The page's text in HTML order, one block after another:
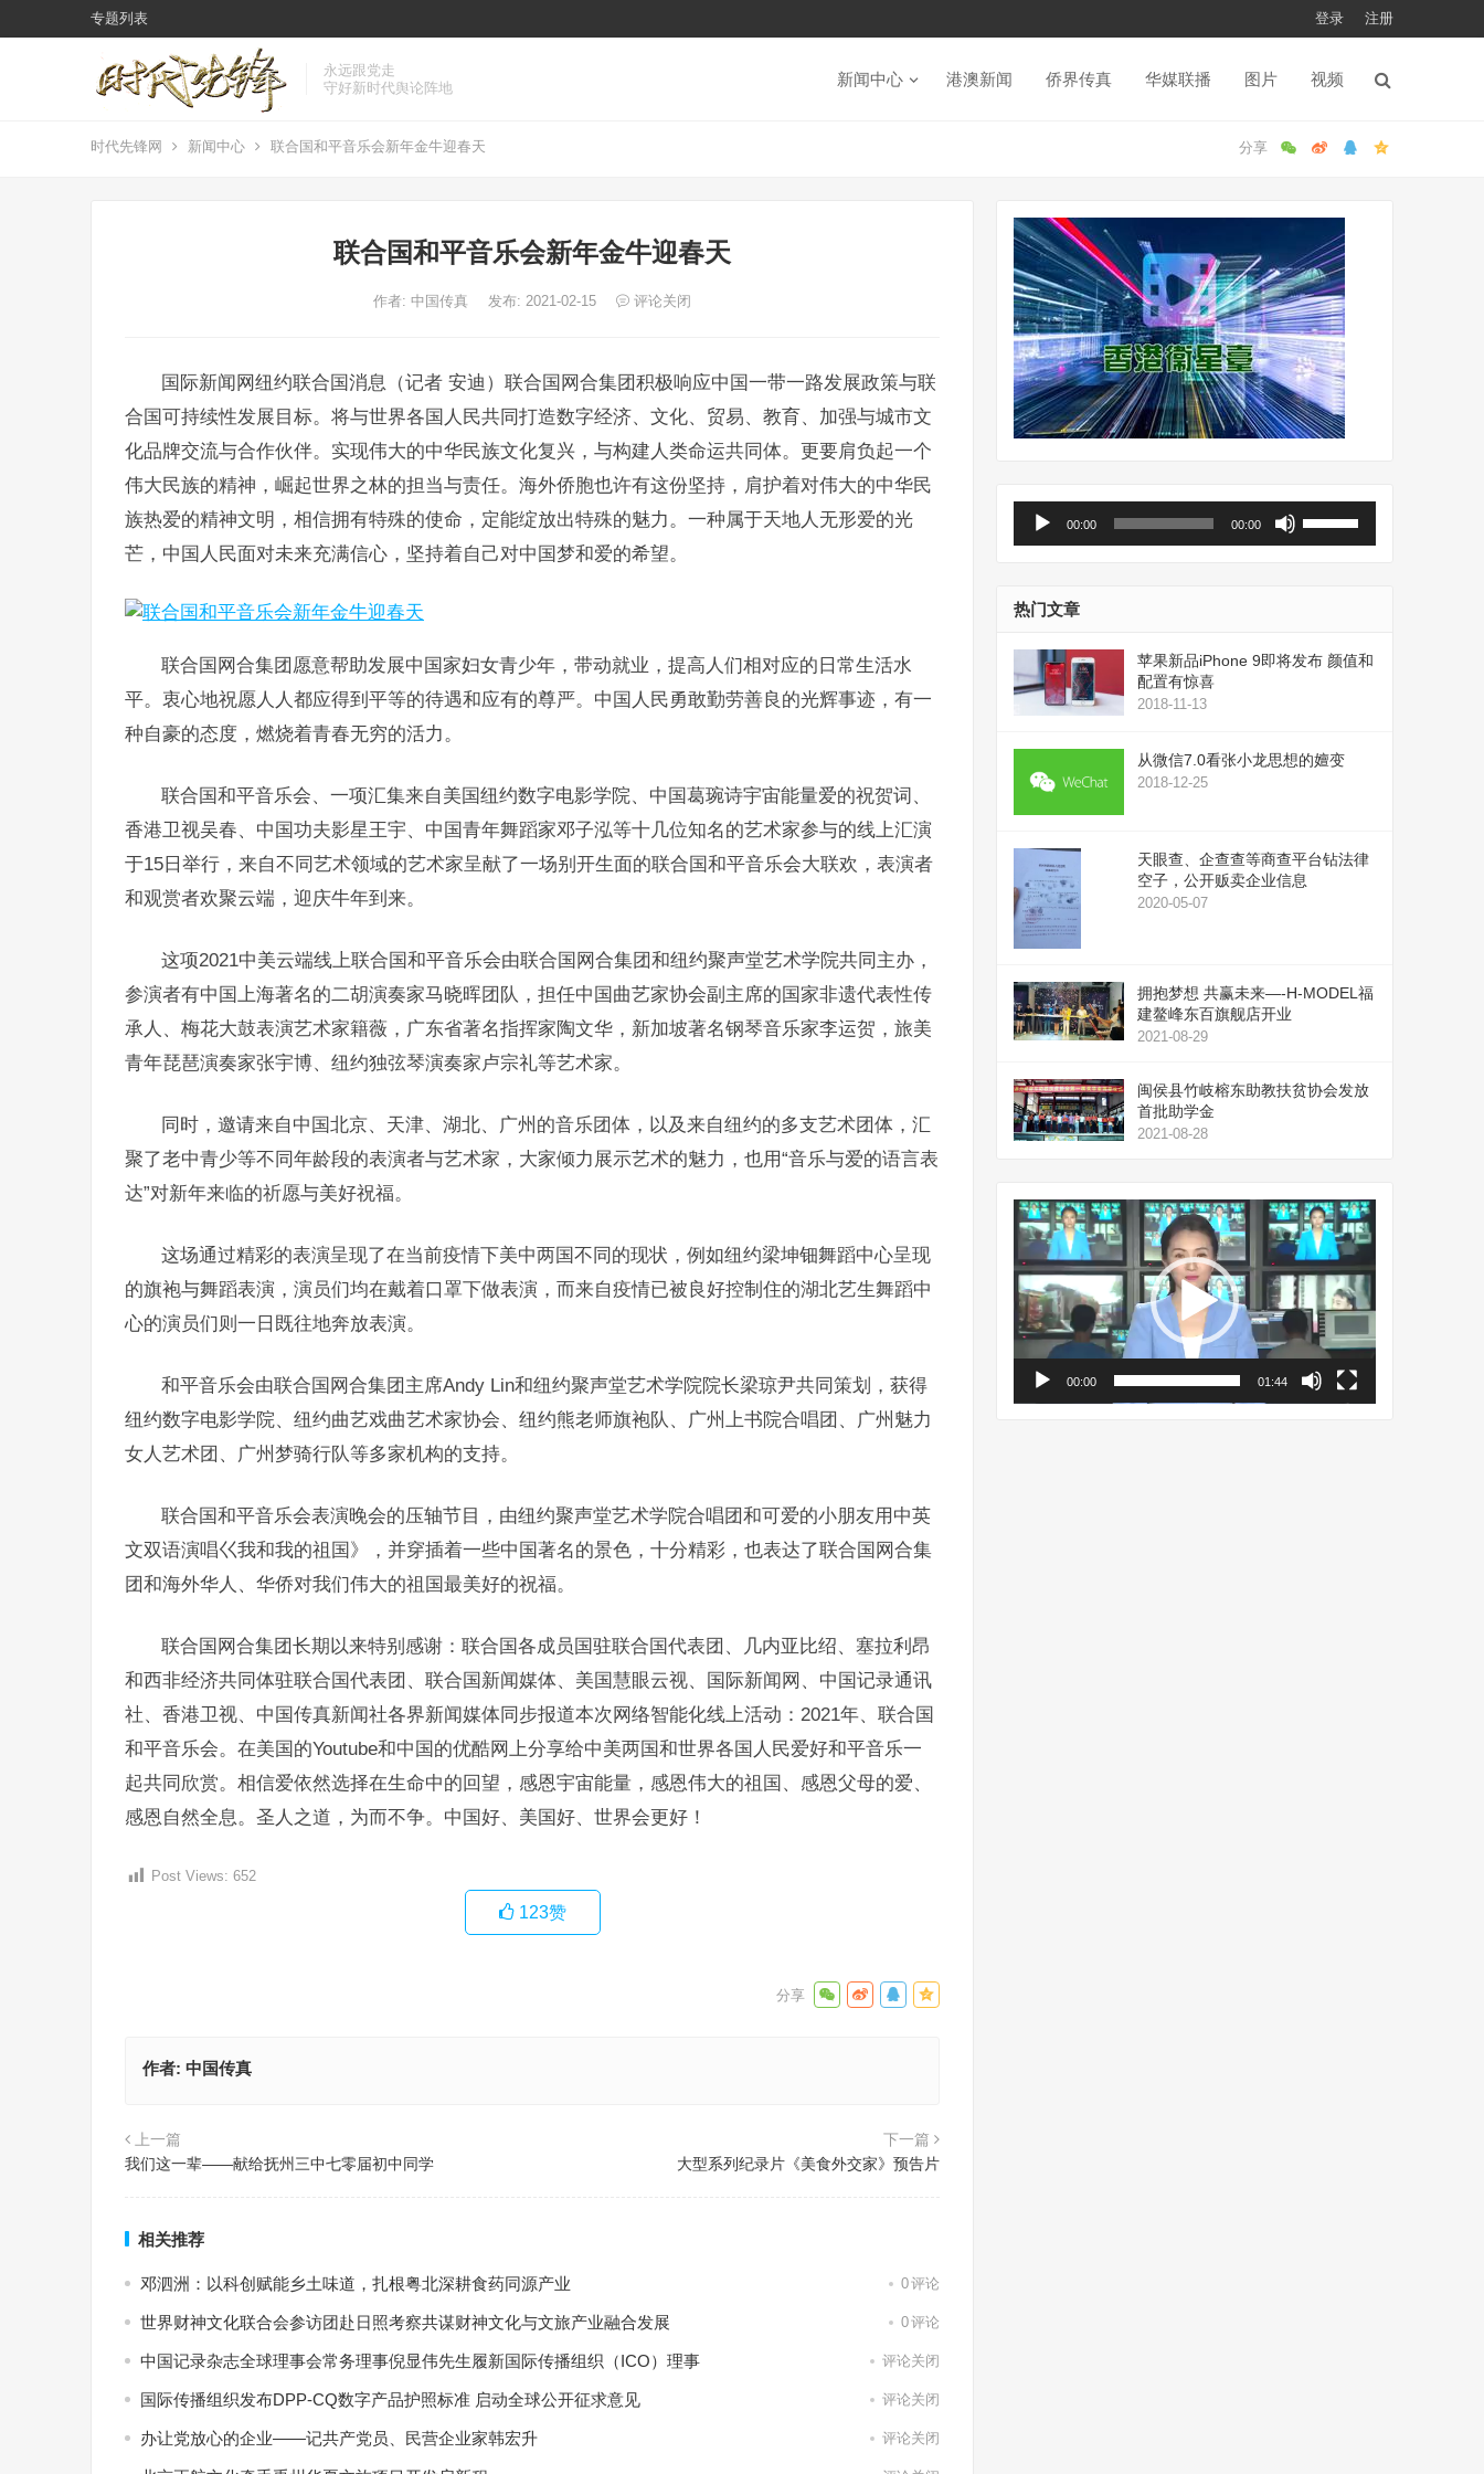
专题列表 登录 注册
永远跟党走
守好新时代舆论阵地
新闻中心 港澳新闻 侨界传真 华媒联播 图片 视频
时代先锋网 新闻中心 联合国和平音乐会新年金牛迎春天
联合国和平音乐会新年金牛迎春天
作者: 中国传真 发布: 2021-02-15 评论关闭
国际新闻网纽约联合国消息（记者 安迪）联合国网合集团积极响应中国一带一路发展政策与联
合国可持续性发展目标。将与世界各国人民共同打造数字经济、文化、贸易、教育、加强与城市文
化品牌交流与合作伙伴。实现伟大的中华民族文化复兴，与构建人类命运共同体。更要肩负起一个
伟大民族的精神，崛起世界之林的担当与责任。海外侨胞也许有这份坚持，肩护着对伟大的中华民
族热爱的精神文明，相信拥有特殊的使命，定能绽放出特殊的魅力。一种属于天地人无形爱的光
芒，中国人民面对未来充满信心，坚持着自己对中国梦和爱的希望。
联合国网合集团愿意帮助发展中国家妇女青少年，带动就业，提高人们相对应的日常生活水
平。衷心地祝愿人人都应得到平等的待遇和应有的尊严。中国人民勇敢勤劳善良的光辉事迹，有一
种自豪的态度，燃烧着青春无穷的活力。
联合国和平音乐会、一项汇集来自美国纽约数字电影学院、中国葛琬诗宇宙能量爱的祝贺词、
香港卫视吴春、中国功夫影星王宇、中国青年舞蹈家邓子泓等十几位知名的艺术家参与的线上汇演
于15日举行，来自不同艺术领域的艺术家呈献了一场别开生面的联合国和平音乐会大联欢，表演者
和观赏者欢聚云端，迎庆牛年到来。
这项2021中美云端线上联合国和平音乐会由联合国网合集团和纽约聚声堂艺术学院共同主办，
参演者有中国上海著名的二胡演奏家马晓晖团队，担任中国曲艺家协会副主席的国家非遗代表性传
承人、梅花大鼓表演艺术家籍薇，广东省著名指挥家陶文华，新加坡著名钢琴音乐家李运贺，旅美
青年琵琶演奏家张宇博、纽约独弦琴演奏家卢宗礼等艺术家。
同时，邀请来自中国北京、天津、湖北、广州的音乐团体，以及来自纽约的多支艺术团体，汇
聚了老中青少等不同年龄段的表演者与艺术家，大家倾力展示艺术的魅力，也用“音乐与爱的语言表
达”对新年来临的祈愿与美好祝福。
这场通过精彩的表演呈现了在当前疫情下美中两国不同的现状，例如纽约梁坤钿舞蹈中心呈现
的旗袍与舞蹈表演，演员们均在戴着口罩下做表演，而来自疫情已被良好控制住的湖北艺生舞蹈中
心的演员们则一日既往地奔放表演。
和平音乐会由联合国网合集团主席Andy Lin和纽约聚声堂艺术学院院长梁琼尹共同策划，获得
纽约数字电影学院、纽约曲艺戏曲艺术家协会、纽约熊老师旗袍队、广州上书院合唱团、广州魅力
女人艺术团、广州梦骑行队等多家机构的支持。
联合国和平音乐会表演晚会的压轴节目，由纽约聚声堂艺术学院合唱团和可爱的小朋友用中英
文双语演唱巜我和我的祖国》，并穿插着一些中国著名的景色，十分精彩，也表达了联合国网合集
团和海外华人、华侨对我们伟大的祖国最美好的祝福。
联合国网合集团长期以来特别感谢：联合国各成员国驻联合国代表团、几内亚比绍、塞拉利昂
和西非经济共同体驻联合国代表团、联合国新闻媒体、美国慧眼云视、国际新闻网、中国记录通讯
社、香港卫视、中国传真新闻社各界新闻媒体同步报道本次网络智能化线上活动：2021年、联合国
和平音乐会。在美国的Youtube和中国的优酷网上分享给中美两国和世界各国人民爱好和平音乐一
起共同欣赏。相信爱依然选择在生命中的回望，感恩宇宙能量，感恩伟大的祖国、感恩父母的爱、
感恩自然全息。圣人之道，为而不争。中国好、美国好、世界会更好！
Post Views: 652
123赞
作者: 中国传真
上一篇
我们这一辈——献给抚州三中七零届初中同学
下一篇
大型系列纪录片《美食外交家》预告片
相关推荐
邓泗洲：以科创赋能乡土味道，扎根粤北深耕食药同源产业 0评论
世界财神文化联合会参访团赴日照考察共谋财神文化与文旅产业融合发展 0评论
中国记录杂志全球理事会常务理事倪显伟先生履新国际传播组织（ICO）理事 评论关闭
国际传播组织发布DPP-CQ数字产品护照标准 启动全球公开征求意见 评论关闭
办让党放心的企业——记共产党员、民营企业家韩宏升 评论关闭
器
00:00 00:00
头
键
或
量。
热门文章
苹果新品iPhone 9即将发布 颜值和
配置有惊喜
2018-11-13
从微信7.0看张小龙思想的嬗变
2018-12-25
天眼查、企查查等商查平台钻法律
空子，公开贩卖企业信息
2020-05-07
拥抱梦想 共赢未来—-H-MODEL福
建鳌峰东百旗舰店开业
2021-08-29
闽侯县竹岐榕东助教扶贫协会发放
首批助学金
2021-08-28
视
频
播
放
器
00:00 01:44